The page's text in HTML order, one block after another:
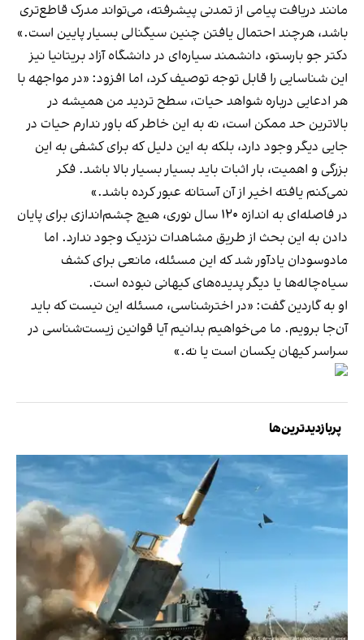
مانند دریافت پیامی از تمدنی پیشرفته، می‌تواند مدرک قاطع‌تری
باشد، هرچند احتمال یافتن چنین سیگنالی بسیار پایین است.»
دکتر جو بارستو، دانشمند سیاره‌ای در دانشگاه آزاد بریتانیا نیز
این شناسایی را قابل توجه توصیف کرد، اما افزود: «در مواجهه با
هر ادعایی درباره شواهد حیات، سطح تردید من همیشه در
بالاترین حد ممکن است، نه به این خاطر که باور ندارم حیات در
جایی دیگر وجود دارد، بلکه به این دلیل که برای کشفی به این
بزرگی و اهمیت، بار اثبات باید بسیار بسیار بالا باشد. فکر
نمی‌کنم یافته اخیر از آن آستانه عبور کرده باشد.»
در فاصله‌ای به اندازه ۱۲۰ سال نوری، هیچ چشم‌اندازی برای پایان
دادن به این بحث از طریق مشاهدات نزدیک وجود ندارد. اما
مادوسودان یادآور شد که این مسئله، مانعی برای کشف
سیاه‌چاله‌ها یا دیگر پدیده‌های کیهانی نبوده است.
او به گاردین گفت: «در اخترشناسی، مسئله این نیست که باید
آن‌جا برویم. ما می‌خواهیم بدانیم آیا قوانین زیست‌شناسی در
سراسر کیهان یکسان است یا نه.»
پربازدیدترین‌ها